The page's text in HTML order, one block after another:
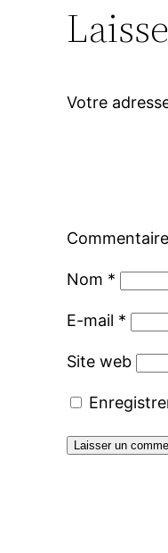
Votre
Commentaire
Nom *
E-mail *
Site web